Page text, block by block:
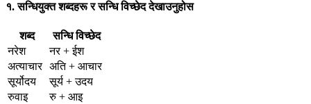
१. सन्धियुक्त शब्दहरू र सन्धि विच्छेद देखाउनुहोस
शब्द
सन्धि विच्छेद
नरेश
नर + ईश
अत्याचार अति + आचार
सूर्योदय
सूर्य + उदय
रुवाइ
रु + आइ